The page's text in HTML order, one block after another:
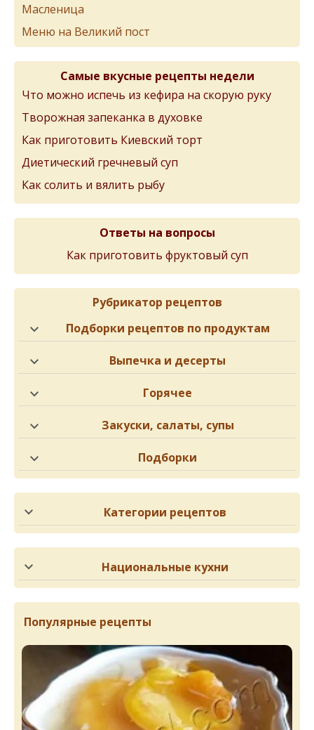
Масленица
Меню на Великий пост
Самые вкусные рецепты недели
Что можно испечь из кефира на скорую руку
Творожная запеканка в духовке
Как приготовить Киевский торт
Диетический гречневый суп
Как солить и вялить рыбу
Ответы на вопросы
Как приготовить фруктовый суп
Рубрикатор рецептов
Подборки рецептов по продуктам
Выпечка и десерты
Горячее
Закуски, салаты, супы
Подборки
Категории рецептов
Национальные кухни
Популярные рецепты